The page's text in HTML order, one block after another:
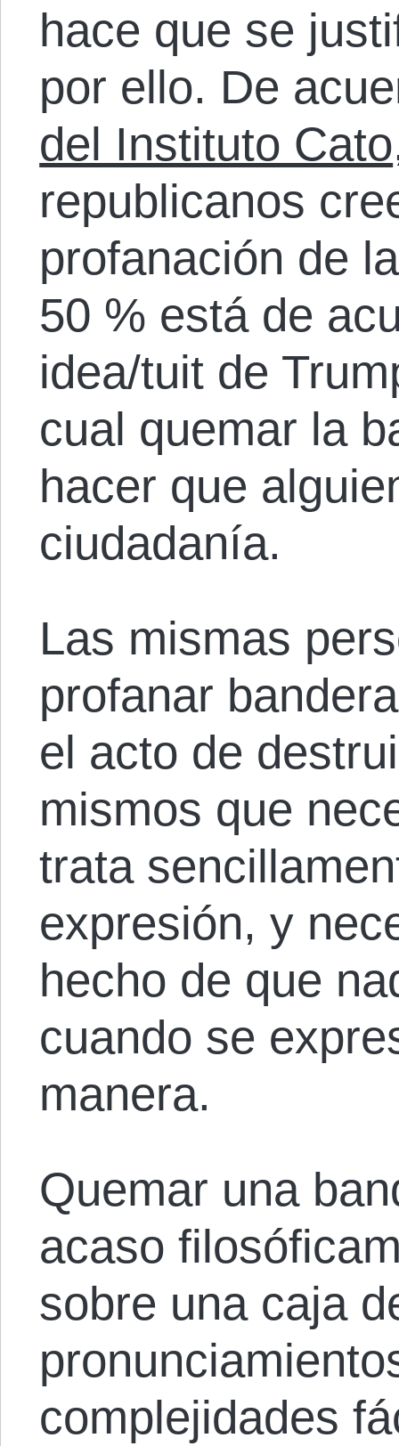
hace que se
por ello. De
del Instituto Cato
republicanos
profanación de
50 % está de
idea/tuit de
cual quemar la
hacer que
ciudadanía.
Las mismas
profanar
el acto de
mismos que
trata
expresión, y
hecho de que
cuando se
manera.
Quemar una
acaso
sobre una caja
complejidades